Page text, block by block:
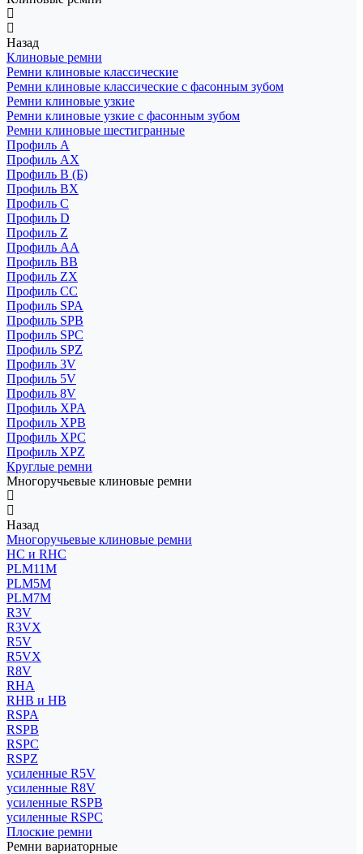
Назад
Клиновые ремни
Ремни клиновые классические
Ремни клиновые классические с фасонным зубом
Ремни клиновые узкие
Ремни клиновые узкие с фасонным зубом
Ремни клиновые шестигранные
Профиль A
Профиль AX
Профиль B (Б)
Профиль BX
Профиль C
Профиль D
Профиль Z
Профиль АА
Профиль BB
Профиль ZX
Профиль CC
Профиль SPA
Профиль SPB
Профиль SPC
Профиль SPZ
Профиль 3V
Профиль 5V
Профиль 8V
Профиль XPA
Профиль XPB
Профиль XPC
Профиль XPZ
Круглые ремни
Многоручьевые клиновые ремни
Назад
Многоручьевые клиновые ремни
HC и RHC
PLM11M
PLM5M
PLM7M
R3V
R3VX
R5V
R5VX
R8V
RHA
RHB и HB
RSPA
RSPB
RSPC
RSPZ
усиленные R5V
усиленные R8V
усиленные RSPB
усиленные RSPC
Плоские ремни
Ремни вариаторные